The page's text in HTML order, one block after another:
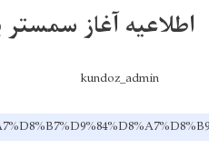
اطلاعیه آغاز سمستر
kundoz_admin